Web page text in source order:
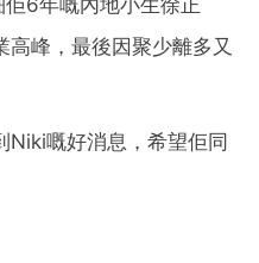
峰，最後因聚少離多又
Niki嘅好消息，希望佢同